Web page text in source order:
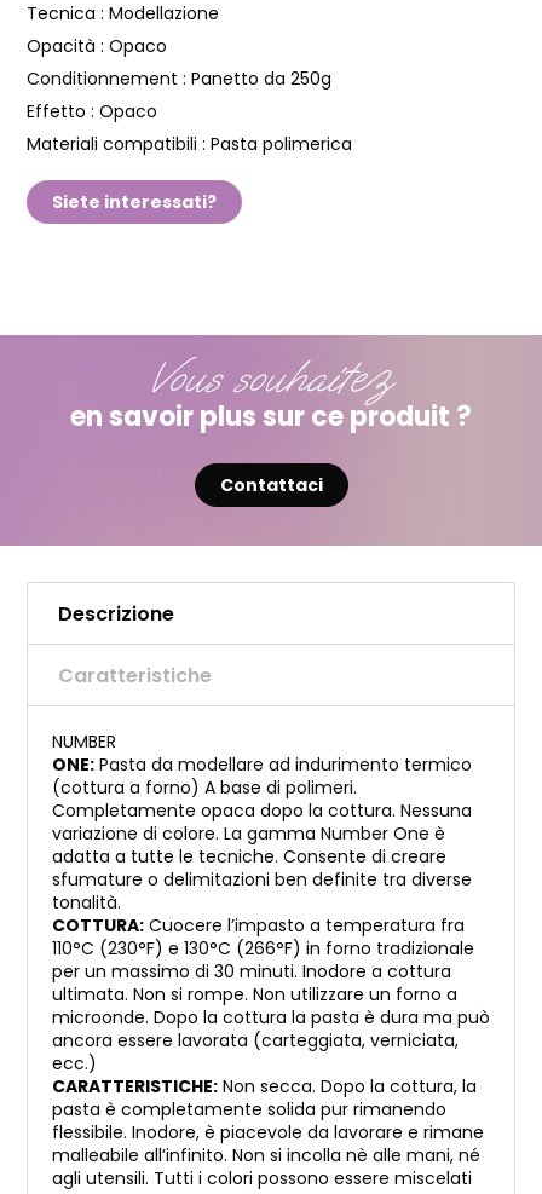
Tecnica : Modellazione
Opacità : Opaco
Conditionnement : Panetto da 250g
Effetto : Opaco
Materiali compatibili : Pasta polimerica
Siete interessati?
Vous souhaitez
en savoir plus sur ce produit ?
Contattaci
Descrizione
Caratteristiche
NUMBER
ONE: Pasta da modellare ad indurimento termico
(cottura a forno) A base di polimeri.
Completamente opaca dopo la cottura. Nessuna
variazione di colore. La gamma Number One è
adatta a tutte le tecniche. Consente di creare
sfumature o delimitazioni ben definite tra diverse
tonalità.
COTTURA: Cuocere l’impasto a temperatura fra
110°C (230°F) e 130°C (266°F) in forno tradizionale
per un massimo di 30 minuti. Inodore a cottura
ultimata. Non si rompe. Non utilizzare un forno a
microonde. Dopo la cottura la pasta è dura ma può
ancora essere lavorata (carteggiata, verniciata,
ecc.)
CARATTERISTICHE: Non secca. Dopo la cottura, la
pasta è completamente solida pur rimanendo
flessibile. Inodore, è piacevole da lavorare e rimane
malleabile all’infinito. Non si incolla nè alle mani, né
agli utensili. Tutti i colori possono essere miscelati